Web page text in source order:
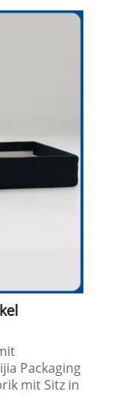
Packaging
mit Sitz in